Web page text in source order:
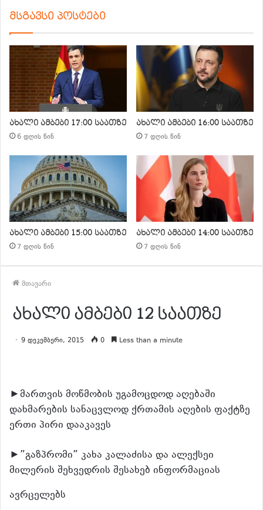
მსგავსი პოსტები
ახალი ამბები 17:00 საათზე
6 დღის წინ
ახალი ამბები 16:00 საათზე
7 დღის წინ
ახალი ამბები 15:00 საათზე
7 დღის წინ
ახალი ამბები 14:00 საათზე
7 დღის წინ
მთავარი
ახალი ამბები 12 საათზე
9 დეკემბერი, 2015 0 Less than a minute
►მართვის მოწმობის უგამოცდოდ აღებაში
დახმარების სანაცვლოდ ქრთამის აღების ფაქტზე
ერთი პირი დააკავეს
►”გაზპრომი” კახა კალაძისა და ალექსეი
მილერის შეხვედრის შესახებ ინფორმაციას
ავრცელებს